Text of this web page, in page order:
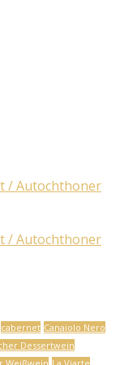
/ Autochthoner
/ Autochthoner
cabernet Canaiolo Nero
Dessertwein
Weißwein La Viarte